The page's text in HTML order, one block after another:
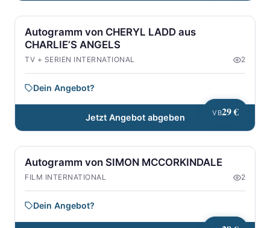
VB29 €
Autogramm von CHERYL LADD aus
CHARLIE’S ANGELS
TV + SERIEN INTERNATIONAL 2
Dein Angebot?
Jetzt Angebot abgeben
Autogramm von SIMON MCCORKINDALE
FILM INTERNATIONAL 2
Dein Angebot?